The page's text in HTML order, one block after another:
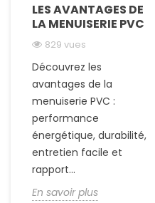
LES AVANTAGES DE
LA MENUISERIE PVC
829 vues
Découvrez les
avantages de la
menuiserie PVC :
performance
énergétique, durabilité,
entretien facile et
rapport...
En savoir plus